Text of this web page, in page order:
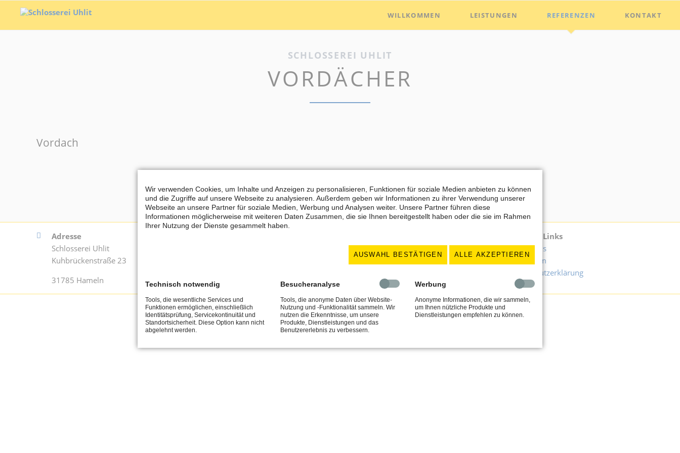
WILLKOMMEN LEISTUNGEN REFERENZEN KONTAKT
SCHLOSSEREI UHLIT
VORDÄCHER
Vordach
Adresse
Schlosserei Uhlit
Kuhbrückenstraße 23
31785 Hameln
kontakt@schlosserei-uhlit.de
MO - DO / 7:00 - 15:45 Uhr
FR / 7:00 - 12:30 Uhr
Wichtige Links
Downloads
Impressum
Datenschutzerklärung
© Copyright 2026 Schlosserei Uhlit
Wir verwenden Cookies, um Inhalte und Anzeigen zu personalisieren, Funktionen für soziale Medien anbieten zu können
und die Zugriffe auf unsere Webseite zu analysieren. Außerdem geben wir Informationen zu ihrer Verwendung unserer
Webseite an unsere Partner für soziale Medien, Werbung und Analysen weiter. Unsere Partner führen diese
Informationen möglicherweise mit weiteren Daten Zusammen, die sie Ihnen bereitgestellt haben oder die sie im Rahmen
Ihrer Nutzung der Dienste gesammelt haben.
AUSWAHL BESTÄTIGEN ALLE AKZEPTIEREN
Technisch notwendig
Tools, die wesentliche Services und
Funktionen ermöglichen, einschließlich
Identitätsprüfung, Servicekontinuität und
Standortsicherheit. Diese Option kann nicht
abgelehnt werden.
Besucheranalyse
Tools, die anonyme Daten über Website-
Nutzung und -Funktionalität sammeln. Wir
nutzen die Erkenntnisse, um unsere
Produkte, Dienstleistungen und das
Benutzererlebnis zu verbessern.
Werbung
Anonyme Informationen, die wir sammeln,
um Ihnen nützliche Produkte und
Dienstleistungen empfehlen zu können.